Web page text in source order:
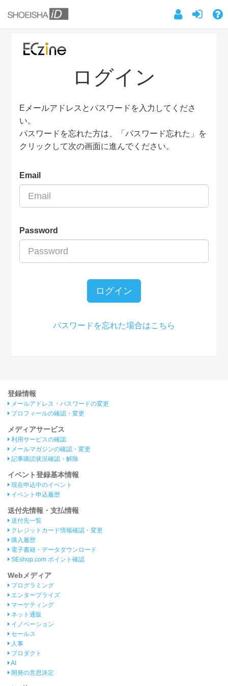
ログイン
Eメールアドレスとパスワードを入力してくださ
い。
パスワードを忘れた方は、「パスワード忘れた」を
クリックして次の画面に進んでください。
Email
Password
ログイン
パスワードを忘れた場合はこちら
登録情報
メールアドレス・パスワードの変更
プロフィールの確認・変更
メディアサービス
利用サービスの確認
メールマガジンの確認・変更
記事購読状況確認・解除
イベント登録基本情報
現在申込中のイベント
イベント申込履歴
送付先情報・支払情報
送付先一覧
クレジットカード情報確認・変更
購入履歴
電子書籍・データダウンロード
SEshop.com ポイント確認
Webメディア
プログラミング
エンタープライズ
マーケティング
ネット通販
イノベーション
セールス
人事
プロダクト
AI
開発の意思決定